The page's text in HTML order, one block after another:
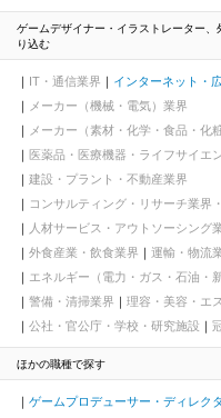
ゲームデザイナー・イラストレーター
り込む
IT・通信業界
インターネット・
メーカー（機械・電気）業界
メーカー（素材・化学・食品・化
医薬品・医療機器・ライフサイエ
建設・プラント・不動産業界
コンサルティング・リサーチ業界
人材サービス・アウトソーシング
外食産業・飲食業界
運輸・物流
エネルギー（電力・ガス・石油・
警備・清掃業界
理容・美容・エ
公社・官公庁・学校・研究施設
ほかの職種で探す
ゲームプロデューサー・ディレク